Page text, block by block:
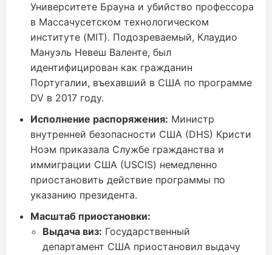
Университете Брауна и убийство профессора
в Массачусетском технологическом
институте (MIT). Подозреваемый, Клаудио
Мануэль Невеш Валенте, был
идентифицирован как гражданин
Португалии, въехавший в США по программе
DV в 2017 году.
Исполнение распоряжения: Министр
внутренней безопасности США (DHS) Кристи
Ноэм приказала Службе гражданства и
иммиграции США (USCIS) немедленно
приостановить действие программы по
указанию президента.
Масштаб приостановки:
Выдача виз: Государственный
департамент США приостановил выдачу